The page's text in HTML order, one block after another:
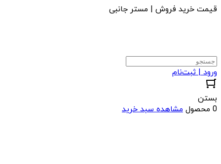
قیمت خرید فروش | مستر جانبی
ورود | ثبت‌نام
بستن
0 محصول
مشاهده سبد خرید